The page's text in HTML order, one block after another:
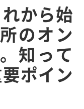
れから始
のオン
知って
ポイン